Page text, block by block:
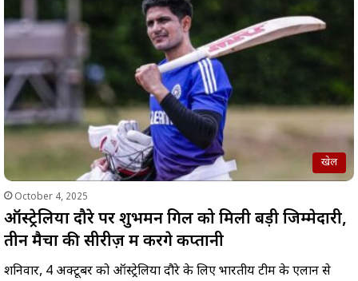
खेल
October 4, 2025
ऑस्ट्रेलिया दौरे पर शुभमन गिल को मिली बड़ी जिम्मेदारी,
तीन मैचों की सीरीज़ में करेंगे कप्तानी
शनिवार, 4 अक्टूबर को ऑस्ट्रेलिया दौरे के लिए भारतीय टीम के एलान से